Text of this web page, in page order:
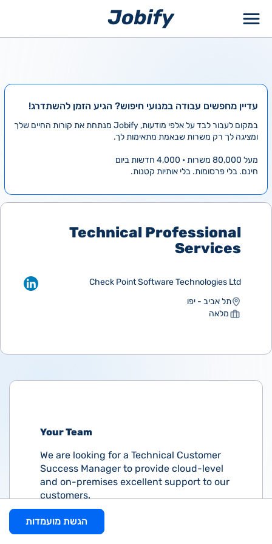
עדיין מחפשים עבודה במנועי חיפוש? הגיע הזמן להשתדרג!
במקום לעבור לבד על אלפי מודעות, Jobify מנתחת את קורות החיים שלך
ומציגה לך רק משרות שבאמת מתאימות לך.
מעל 80,000 משרות • 4,000 חדשות ביום
חינם. בלי פרסומות. בלי אותיות קטנות.
Technical Professional
Services
Check Point Software Technologies Ltd
תל אביב - יפו
מלאה
Your Team
We are looking for a Technical Customer
Success Manager to provide cloud-level
and on-premises excellent support to our
customers.
In this role you will work closely with
customers, partners, R&D and Customer
הגשת מועמדות